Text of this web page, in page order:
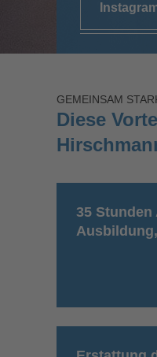
GEMEINSAM
Diese
35